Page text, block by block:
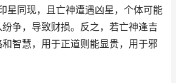
星同现，且亡神遭遇凶星，个体可能
争，导致财损。反之，若亡神逢吉
智慧，用于正道则能显贵，用于邪